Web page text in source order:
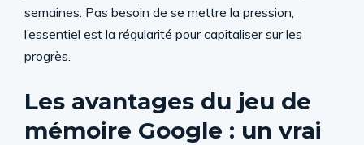
semaines. Pas besoin de se mettre la pression,
l’essentiel est la régularité pour capitaliser sur les
progrès.
Les avantages du jeu de
mémoire Google : un vrai